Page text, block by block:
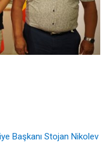
Başkanı Stojan Nikolev